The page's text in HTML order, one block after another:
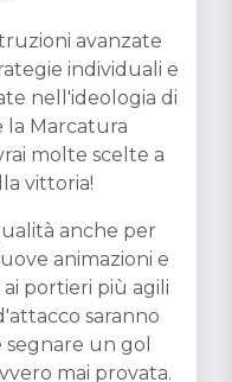
avanzate
individuali e
nell'ideologia di
la Marcatura
molte scelte a
vittoria!
anche per
animazioni e
portieri più agili
saranno
un gol
mai provata.